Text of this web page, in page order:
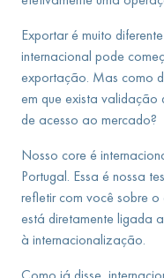
Exportar é muito
internacional pode
exportação. Mas como
em que exista validação
de acesso ao mercado?
Nosso core é
Portugal. Essa é nossa
refletir com você sobre
está diretamente ligada
à internacionalização.